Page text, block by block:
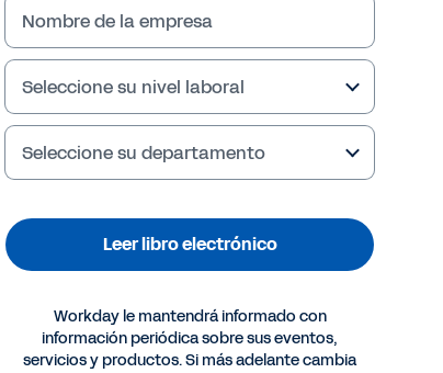
Nombre de la empresa
Seleccione su nivel laboral
Seleccione su departamento
Leer libro electrónico
Workday le mantendrá informado con
información periódica sobre sus eventos,
servicios y productos. Si más adelante cambia